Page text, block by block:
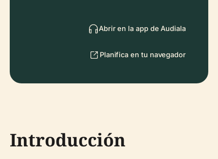
Abrir en la app de Audiala
Planifica en tu navegador
Introducción